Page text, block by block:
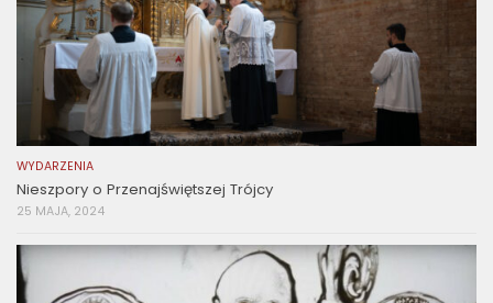
WYDARZENIA
Nieszpory o Przenajświętszej Trójcy
25 MAJA, 2024